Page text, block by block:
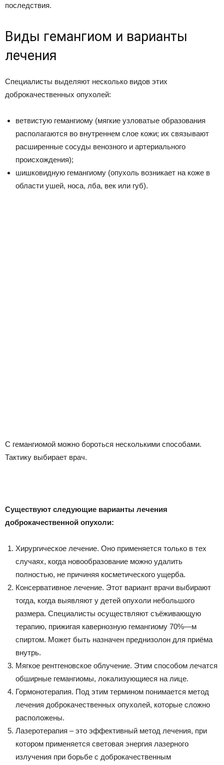
последствия.
Виды гемангиом и варианты
лечения
Специалисты выделяют несколько видов этих
доброкачественных опухолей:
ветвистую гемангиому (мягкие узловатые образования
располагаются во внутреннем слое кожи; их связывают
расширенные сосуды венозного и артериального
происхождения);
шишковидную гемангиому (опухоль возникает на коже в
области ушей, носа, лба, век или губ).
С гемангиомой можно бороться несколькими способами.
Тактику выбирает врач.
Существуют следующие варианты лечения
доброкачественной опухоли:
Хирургическое лечение. Оно применяется только в тех
случаях, когда новообразование можно удалить
полностью, не причиняя косметического ущерба.
Консервативное лечение. Этот вариант врачи выбирают
тогда, когда выявляют у детей опухоли небольшого
размера. Специалисты осуществляют съёживающую
терапию, прижигая кавернозную гемангиому 70%—м
спиртом. Может быть назначен преднизолон для приёма
внутрь.
Мягкое рентгеновское облучение. Этим способом лечатся
обширные гемангиомы, локализующиеся на лице.
Гормонотерапия. Под этим термином понимается метод
лечения доброкачественных опухолей, которые сложно
расположены.
Лазеротерапия – это эффективный метод лечения, при
котором применяется световая энергия лазерного
излучения при борьбе с доброкачественным